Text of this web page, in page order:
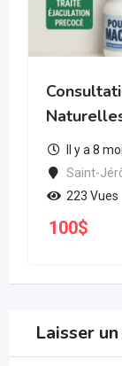
Il y a 8
Saint-
223 Vues
100$
Laisser